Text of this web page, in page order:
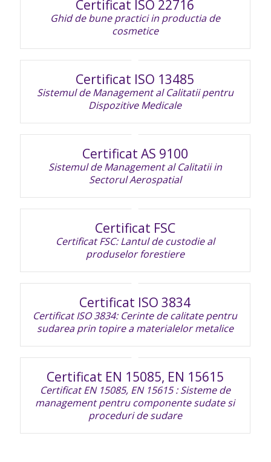
Certificat ISO 22716
Ghid de bune practici in productia de
cosmetice
Certificat ISO 13485
Sistemul de Management al Calitatii pentru
Dispozitive Medicale
Certificat AS 9100
Sistemul de Management al Calitatii in
Sectorul Aerospatial
Certificat FSC
Certificat FSC: Lantul de custodie al
produselor forestiere
Certificat ISO 3834
Certificat ISO 3834: Cerinte de calitate pentru
sudarea prin topire a materialelor metalice
Certificat EN 15085, EN 15615
Certificat EN 15085, EN 15615 : Sisteme de
management pentru componente sudate si
proceduri de sudare